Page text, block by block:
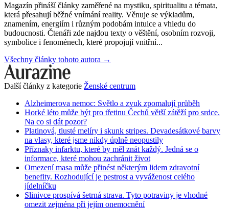
Magazín přináší články zaměřené na mystiku, spiritualitu a témata,
která přesahují běžné vnímání reality. Věnuje se výkladům,
znamením, energiím i různým podobám intuice a vhledu do
budoucnosti. Čtenáři zde najdou texty o věštění, osobním rozvoji,
symbolice i fenoménech, které propojují vnitřní...
Všechny články tohoto autora →
Další články z kategorie Ženské centrum
Alzheimerova nemoc: Světlo a zvuk zpomalují průběh
Horké léto může být pro třetinu Čechů větší zátěží pro srdce.
Na co si dát pozor?
Platinová, tlusté melíry i skunk stripes. Devadesátkové barvy
na vlasy, které jsme nikdy úplně neopustily
Příznaky infarktu, které by měl znát každý. Jedná se o
informace, které mohou zachránit život
Omezení masa může přinést některým lidem zdravotní
benefity. Rozhodující je pestrost a vyváženost celého
jídelníčku
Slinivce prospívá šetrná strava. Tyto potraviny je vhodné
omezit zejména při jejím onemocnění